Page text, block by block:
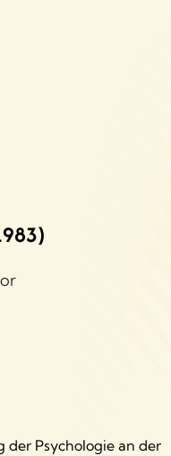
der Psychologie an der